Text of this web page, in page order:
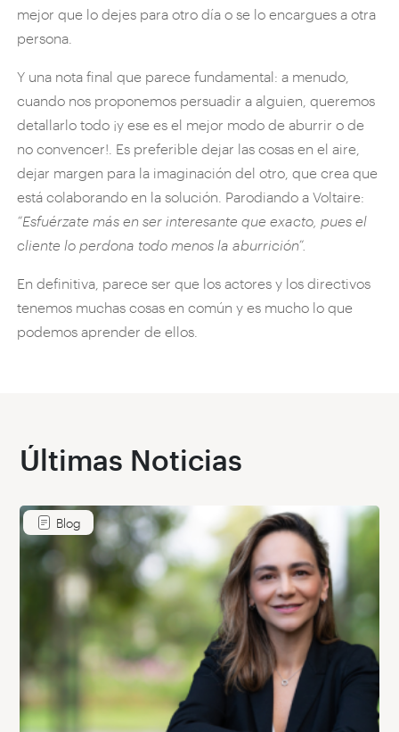
mejor que lo dejes para otro día o se lo encargues a otra
persona.
Y una nota final que parece fundamental: a menudo,
cuando nos proponemos persuadir a alguien, queremos
detallarlo todo ¡y ese es el mejor modo de aburrir o de
no convencer!. Es preferible dejar las cosas en el aire,
dejar margen para la imaginación del otro, que crea que
está colaborando en la solución. Parodiando a Voltaire:
“Esfuérzate más en ser interesante que exacto, pues el
cliente lo perdona todo menos la aburrición”.
En definitiva, parece ser que los actores y los directivos
tenemos muchas cosas en común y es mucho lo que
podemos aprender de ellos.
Últimas Noticias
Blog